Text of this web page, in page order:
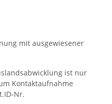
mit ausgewiesener
ist nur
Kontaktaufnahme
Nr.